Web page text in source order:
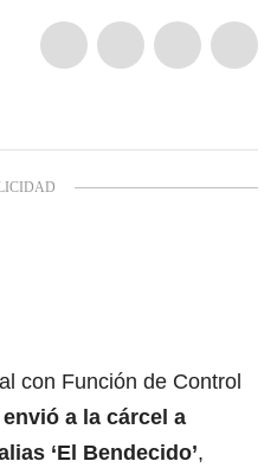
con Función de Control
envió a la cárcel a
‘El Bendecido’,